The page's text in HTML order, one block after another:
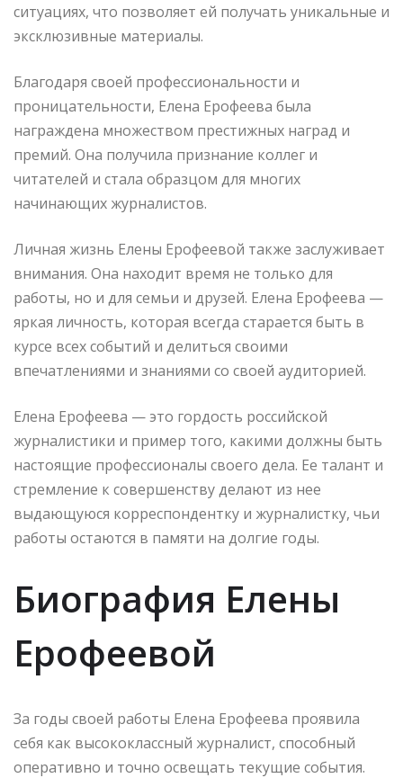
ситуациях, что позволяет ей получать уникальные и
эксклюзивные материалы.
Благодаря своей профессиональности и
проницательности, Елена Ерофеева была
награждена множеством престижных наград и
премий. Она получила признание коллег и
читателей и стала образцом для многих
начинающих журналистов.
Личная жизнь Елены Ерофеевой также заслуживает
внимания. Она находит время не только для
работы, но и для семьи и друзей. Елена Ерофеева —
яркая личность, которая всегда старается быть в
курсе всех событий и делиться своими
впечатлениями и знаниями со своей аудиторией.
Елена Ерофеева — это гордость российской
журналистики и пример того, какими должны быть
настоящие профессионалы своего дела. Ее талант и
стремление к совершенству делают из нее
выдающуюся корреспондентку и журналистку, чьи
работы остаются в памяти на долгие годы.
Биография Елены
Ерофеевой
За годы своей работы Елена Ерофеева проявила
себя как высококлассный журналист, способный
оперативно и точно освещать текущие события.